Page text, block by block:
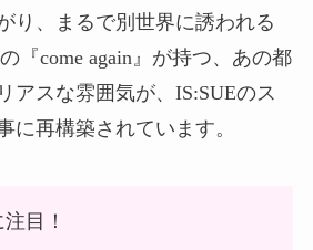
り、まるで別世界に誘われる
『come again』が持つ、あの都
アスな雰囲気が、IS:SUEのス
に再構築されています。
目！